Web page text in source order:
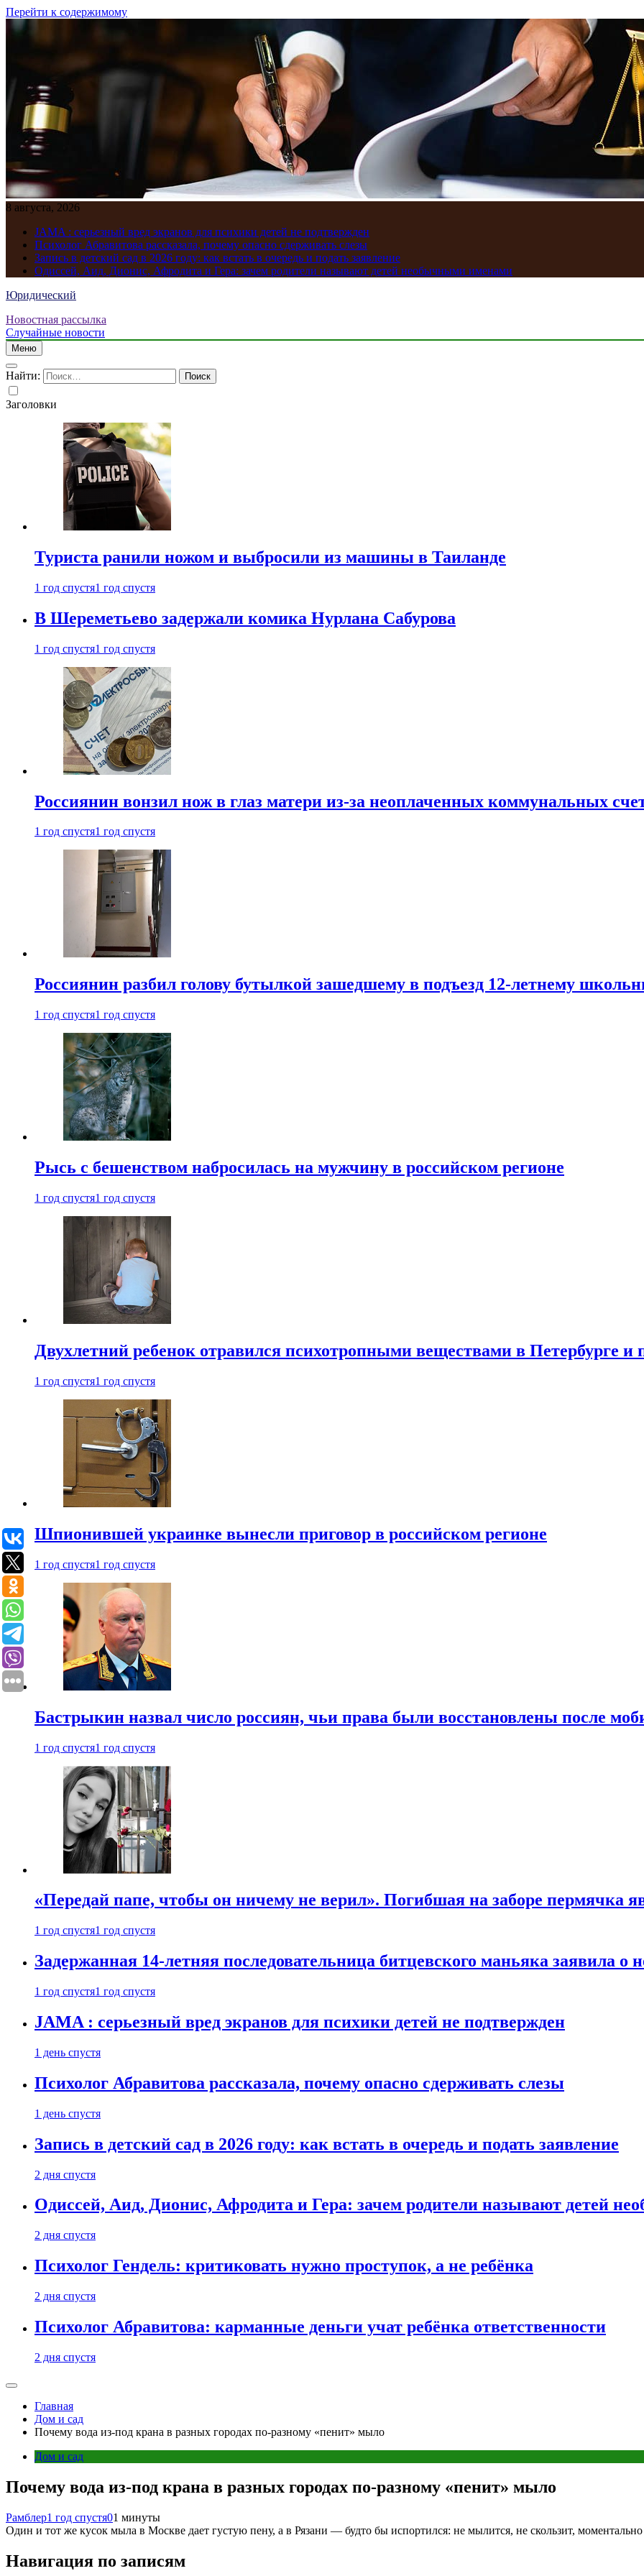
Перейти к содержимому
8 августа, 2026
JAMA : серьезный вред экранов для психики детей не подтвержден
Психолог Абравитова рассказала, почему опасно сдерживать слезы
Запись в детский сад в 2026 году: как встать в очередь и подать заявление
Одиссей, Аид, Дионис, Афродита и Гера: зачем родители называют детей необычными именами
Юридический
Новостная рассылка
Случайные новости
Меню
Найти:
Заголовки
Туриста ранили ножом и выбросили из машины в Таиланде
1 год спустя1 год спустя
В Шереметьево задержали комика Нурлана Сабурова
1 год спустя1 год спустя
Россиянин вонзил нож в глаз матери из-за неоплаченных коммунальных
1 год спустя1 год спустя
Россиянин разбил голову бутылкой зашедшему в подъезд 12-летнему
1 год спустя1 год спустя
Рысь с бешенством набросилась на мужчину в российском регионе
1 год спустя1 год спустя
Двухлетний ребенок отравился психотропными веществами в Петербурге
1 год спустя1 год спустя
Шпионившей украинке вынесли приговор в российском регионе
1 год спустя1 год спустя
Бастрыкин назвал число россиян, чьи права были восстановлены после
1 год спустя1 год спустя
«Передай папе, чтобы он ничему не верил». Погибшая на заборе пермячка
1 год спустя1 год спустя
Задержанная 14-летняя последовательница битцевского маньяка заявила о
1 год спустя1 год спустя
JAMA : серьезный вред экранов для психики детей не подтвержден
1 день спустя
Психолог Абравитова рассказала, почему опасно сдерживать слезы
1 день спустя
Запись в детский сад в 2026 году: как встать в очередь и подать заявление
2 дня спустя
Одиссей, Аид, Дионис, Афродита и Гера: зачем родители называют детей
2 дня спустя
Психолог Гендель: критиковать нужно проступок, а не ребёнка
2 дня спустя
Психолог Абравитова: карманные деньги учат ребёнка ответственности
2 дня спустя
Главная
Дом и сад
Почему вода из-под крана в разных городах по-разному «пенит» мыло
Дом и сад
Почему вода из-под крана в разных городах по-разному «пенит» мыло
Рамблер1 год спустя01 минуты
Один и тот же кусок мыла в Москве дает густую пену, а в Рязани — будто бы испортился: не мылится, не скользит, моментально
Навигация по записям